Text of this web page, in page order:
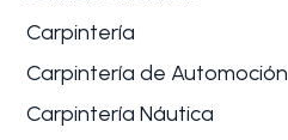
Carpintería
Carpintería de Automoción
Carpintería Náutica